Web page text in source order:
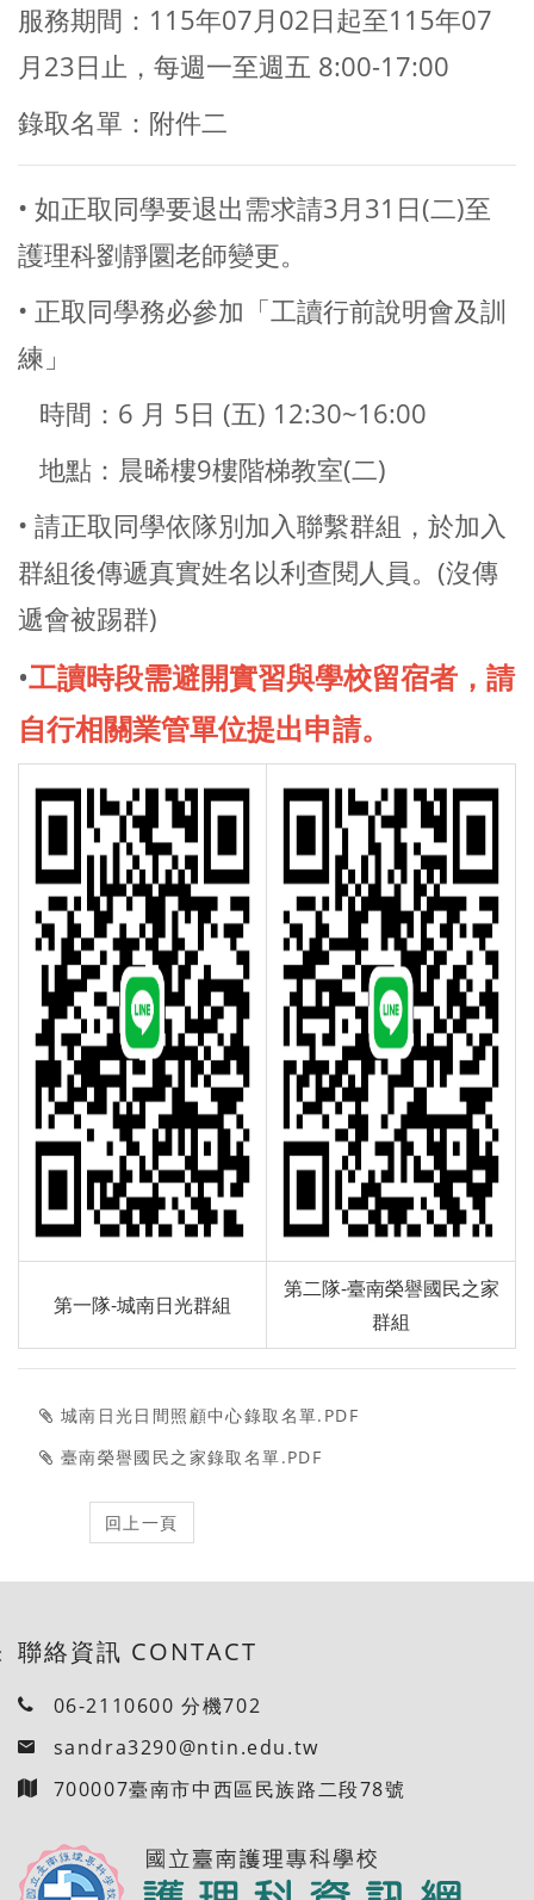
服務期間：115年07月02日起至115年07
月23日止，每週一至週五 8:00-17:00
錄取名單： 附件二
• 如正取同學要退出需求請3月31日(二)至
護理科劉靜圜老師變更。
• 正取同學務必參加「工讀行前說明會及訓
練」
時間：6 月 5日 (五) 12:30~16:00
地點：晨晞樓9樓階梯教室(二)
• 請正取同學依隊別加入聯繫群組，於加入
群組後傳遞真實姓名以利查閱人員。(沒傳
遞會被踢群)
•工讀時段需避開實習與學校留宿者，請
自行相關業管單位提出申請。
第一隊-城南日光群組
第二隊-臺南榮譽國民之家
群組
城南日光日間照顧中心錄取名單.PDF
臺南榮譽國民之家錄取名單.PDF
聯絡資訊 CONTACT
06-2110600 分機702
sandra3290@ntin.edu.tw
700007臺南市中西區民族路二段78號